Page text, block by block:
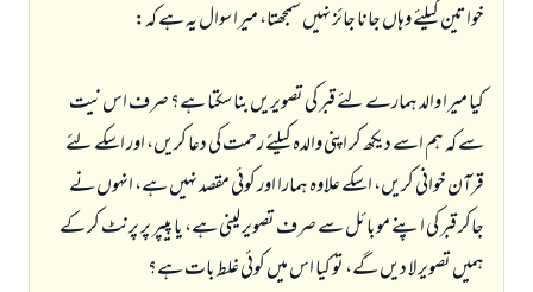
خواتین کیلئے وہاں جانا جائز نہیں سمجھتا، میرا سوال یہ ہے کہ:
کیا میرا والد ہمارے لئے قبر کی تصویریں بنا سکتا ہے؟ صرف اس نیت
سے کہ ہم اسے دیکھ کر اپنی والدہ کیلئے رحمت کی دعا کریں، اور اسکے لئے
قرآن خوانی کریں، اسکے علاوہ ہمارا اور کوئی مقصد نہیں ہے، انہوں نے
جاکر قبر کی اپنے موبائل سے صرف تصویر لینی ہے، یا پیپر پر پرنٹ کر کے
ہمیں تصویر لا دیں گے، تو کیا اس میں کوئی غلط بات ہے؟